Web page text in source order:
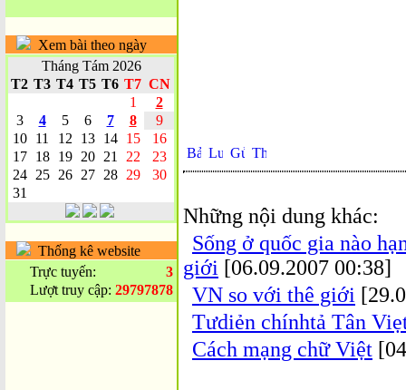
Xem bài theo ngày
Tháng Tám 2026
T2 T3 T4 T5 T6 T7 CN
1
2
3
4 5 6 7 8
9
10
11 12 13 14 15
16
17
18 19 20 21 22
23
24
25 26 27 28 29
30
31
Thống kê website
Trực tuyến:
3
Lượt truy cập: 29797878
Những nội dung khác:
Sống ở quốc gia nào
giới [06.09.2007 00:38]
VN so với thê giới
Tưdiẻn chínhtả Tân
Cách mạng chữ Việt